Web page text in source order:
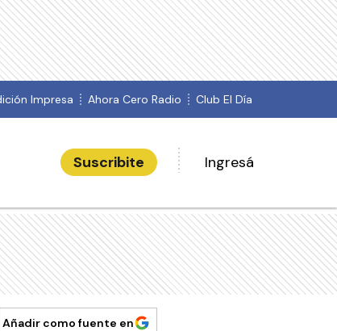
Impresa Ahora Cero Radio Club El Día
Suscribite Ingresá
Añadir como fuente en